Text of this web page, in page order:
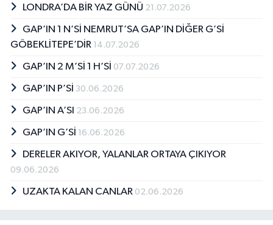
LONDRA’DA BİR YAZ GÜNÜ 21.07.2026
GAP’IN 1 N’Sİ NEMRUT’SA GAP’IN DİĞER G’Sİ
GÖBEKLİTEPE’DİR 14.07.2026
GAP’IN 2 M’Sİ 1 H’Sİ 07.07.2026
GAP’IN P’Sİ 30.06.2026
GAP’IN A’SI 23.06.2026
GAP’IN G’Sİ 16.06.2026
DERELER AKIYOR, YALANLAR ORTAYA ÇIKIYOR
09.06.2026
UZAKTA KALAN CANLAR 02.06.2026